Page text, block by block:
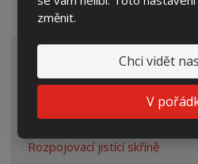
změnit.
Chci vidět
V
VŠECHNY KATEGORIE
Elektroměrové rozvaděče
Prázdné skříně
Rozpojovací jistící skříně